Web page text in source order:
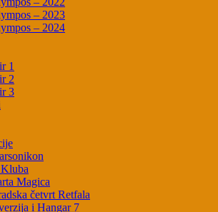
– 2023
– 2024
1
2
3
Magica
četvrt Retfala
i Hangar 7